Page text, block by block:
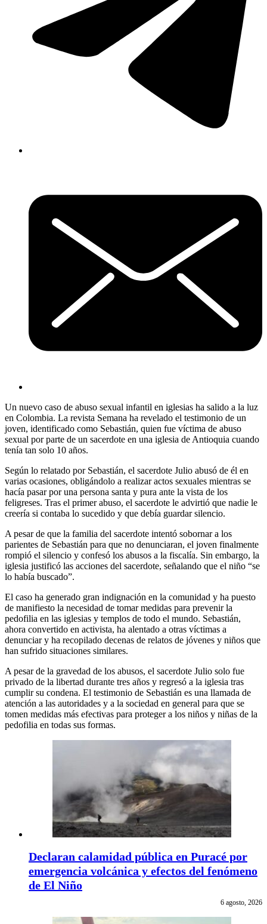
Un nuevo caso de abuso sexual infantil en iglesias ha salido a la luz
en Colombia. La revista Semana ha revelado el testimonio de un
joven, identificado como Sebastián, quien fue víctima de abuso
sexual por parte de un sacerdote en una iglesia de Antioquia cuando
tenía tan solo 10 años.
Según lo relatado por Sebastián, el sacerdote Julio abusó de él en
varias ocasiones, obligándolo a realizar actos sexuales mientras se
hacía pasar por una persona santa y pura ante la vista de los
feligreses. Tras el primer abuso, el sacerdote le advirtió que nadie le
creería si contaba lo sucedido y que debía guardar silencio.
A pesar de que la familia del sacerdote intentó sobornar a los
parientes de Sebastián para que no denunciaran, el joven finalmente
rompió el silencio y confesó los abusos a la fiscalía. Sin embargo, la
iglesia justificó las acciones del sacerdote, señalando que el niño “se
lo había buscado”.
El caso ha generado gran indignación en la comunidad y ha puesto
de manifiesto la necesidad de tomar medidas para prevenir la
pedofilia en las iglesias y templos de todo el mundo. Sebastián,
ahora convertido en activista, ha alentado a otras víctimas a
denunciar y ha recopilado decenas de relatos de jóvenes y niños que
han sufrido situaciones similares.
A pesar de la gravedad de los abusos, el sacerdote Julio solo fue
privado de la libertad durante tres años y regresó a la iglesia tras
cumplir su condena. El testimonio de Sebastián es una llamada de
atención a las autoridades y a la sociedad en general para que se
tomen medidas más efectivas para proteger a los niños y niñas de la
pedofilia en todas sus formas.
Declaran calamidad pública en Puracé por
emergencia volcánica y efectos del fenómeno
de El Niño
6 agosto, 2026